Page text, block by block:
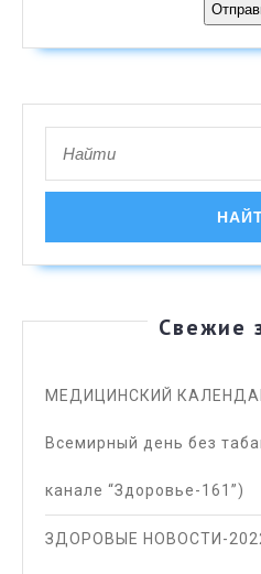
for:
Свежие
МЕДИЦИНСКИЙ
Всемирный день без
канале “Здоровье-161”)
ЗДОРОВЫЕ НОВОСТИ-